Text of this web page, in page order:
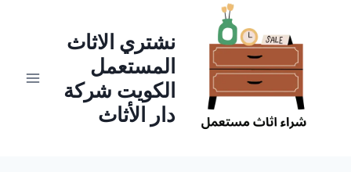
نشتري الاثاث
المستعمل
الكويت شركة
دار الأثاث